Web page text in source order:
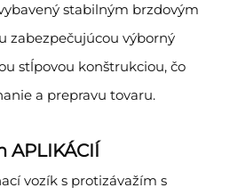
stabilným brzdovým
zabezpečujúcou výborný
stĺpovou konštrukciou, čo
a prepravu tovaru.
APLIKÁCIÍ
vozík s protizávažím s